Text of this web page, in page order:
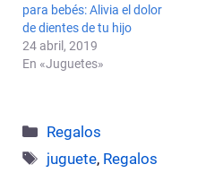
para bebés: Alivia el dolor
de dientes de tu hijo
24 abril, 2019
En «Juguetes»
Categorías
Regalos
Etiquetas
juguete, Regalos